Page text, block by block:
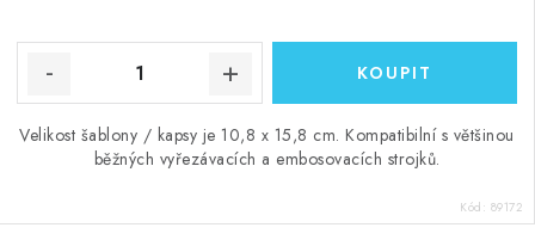
Velikost šablony / kapsy je 10,8 x 15,8 cm. Kompatibilní s většinou
běžných vyřezávacích a embosovacích strojků.
Kód: 89172